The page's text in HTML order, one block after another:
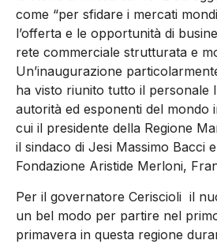
come “per sfidare i mercati
l’offerta e le opportunità di
rete commerciale strutturata e
Un’inaugurazione
ha visto riunito tutto il personale
autorità ed esponenti del mondo
cui il presidente della Regione
il sindaco di Jesi Massimo Bacci
Fondazione Aristide Merloni,
Per il governatore Ceriscioli il
un bel modo per partire nel
primavera in questa regione